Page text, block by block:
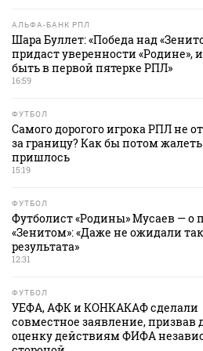
АЛЬФА-БАНК РПЛ
Шара Буллет: «Победа над
придаст уверенности «Родине»,
быть в первой пятерке РПЛ»
16:59
ФУТБОЛ
Самого дорогого игрока РПЛ не
за границу? Как бы потом
пришлось
15:19
ФУТБОЛ
Футболист «Родины» Мусаев — о
«Зенитом»: «Даже не ожидали
результата»
12:31
ФУТБОЛ
УЕФА, АФК и КОНКАКАФ сделали
совместное заявление, призвав
оценку действиям ФИФА